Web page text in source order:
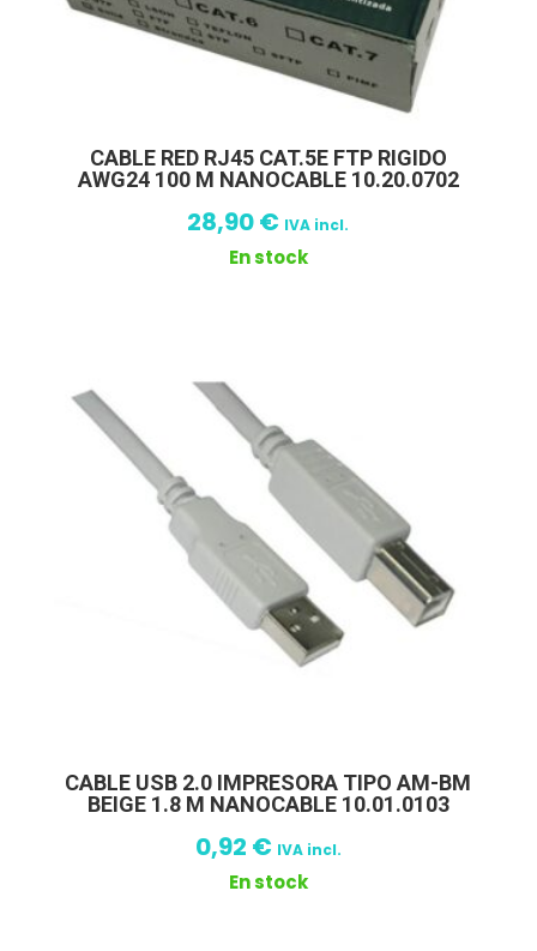
CABLE RED RJ45 CAT.5E FTP RIGIDO
AWG24 100 M NANOCABLE 10.20.0702
28,90€ IVA incl.
En stock
CABLE USB 2.0 IMPRESORA TIPO AM-BM
BEIGE 1.8 M NANOCABLE 10.01.0103
0,92 € IVA incl.
En stock